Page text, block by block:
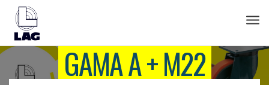
GAMA A + M22